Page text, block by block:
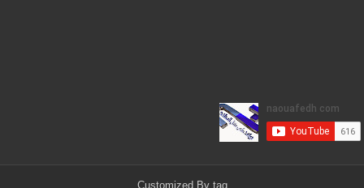
Customized By tag